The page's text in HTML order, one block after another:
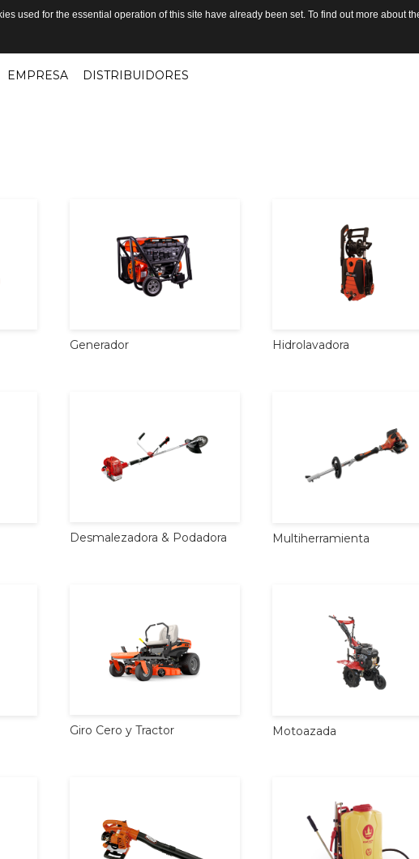
EMPRESA DISTRIBUIDORES
Generador Hidrolavadora
Desmalezadora & Podadora Multiherramienta
Giro Cero y Tractor Motoazada
used for the essential operation of this site have already been set. To find out more about